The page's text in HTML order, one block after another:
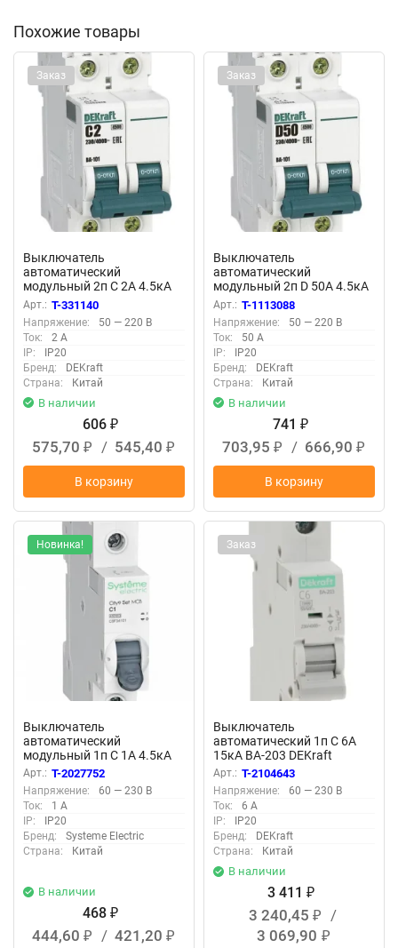
Похожие товары
Заказ
Выключатель
автоматический
модульный 2п C 2А 4.5кА
ВА-101 DEKraft 11062DEK
Арт.: T-331140
Напряжение:
50 — 220 В
Ток:
2 А
IP:
IP20
Бренд:
DEKraft
Страна:
Китай
В наличии
606 ₽
575,70 ₽ / 545,40 ₽
В корзину
Заказ
Выключатель
автоматический
модульный 2п D 50А 4.5кА
ВА-101 DEKraft 11119DEK
Арт.: T-1113088
Напряжение:
50 — 220 В
Ток:
50 А
IP:
IP20
Бренд:
DEKraft
Страна:
Китай
В наличии
741 ₽
703,95 ₽ / 666,90 ₽
В корзину
Новинка!
Выключатель
автоматический
модульный 1п C 1А 4.5кА
City9 Set SE C9F34101
Арт.: T-2027752
Напряжение:
60 — 230 В
Ток:
1 А
IP:
IP20
Бренд:
Systeme Electric
Страна:
Китай
В наличии
468 ₽
444,60 ₽ / 421,20 ₽
Заказ
Выключатель
автоматический 1п C 6А
15кА ВА-203 DEKraft
13454DEK
Арт.: T-2104643
Напряжение:
60 — 230 В
Ток:
6 А
IP:
IP20
Бренд:
DEKraft
Страна:
Китай
В наличии
3 411 ₽
3 240,45 ₽
/
3 069,90 ₽